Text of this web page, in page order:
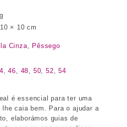
× 10 cm
Cinza Pêssego
,46 48 50 ,52 ,54
é essencial para ter uma
caia bem. Para o ajudar a
elaborámos guias de